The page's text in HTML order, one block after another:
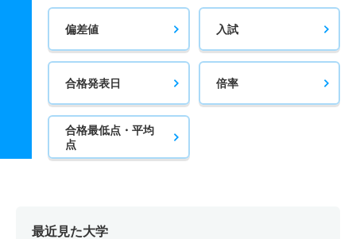
偏差値 入試
合格発表日 倍率
合格最低点・平均
点
最近見た大学